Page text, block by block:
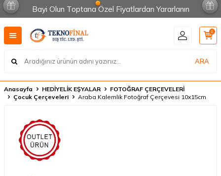
Bayi Olun Toptana Özel Fiyatlardan Yararlanın
ARA
0
Anasayfa HEDİYELİK EŞYALAR
FOTOĞRAF ÇERÇEVELERİ
Çocuk Çerçeveleri
Araba Kalemlik Fotoğraf Çerçevesi 10x15cm